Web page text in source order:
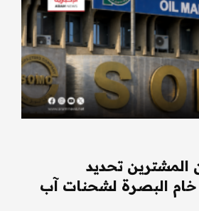
تحديد
خام البصرة لشحنات آب